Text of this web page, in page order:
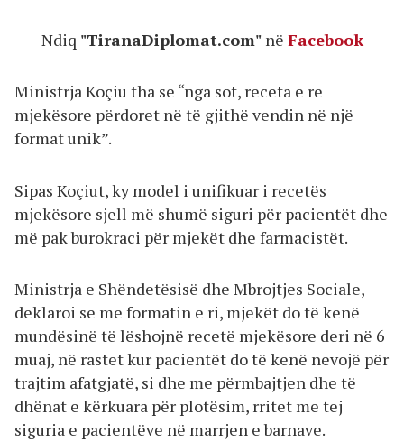
Ndiq "TiranaDiplomat.com" në Facebook
Ministrja Koçiu tha se “nga sot, receta e re
mjekësore përdoret në të gjithë vendin në një
format unik”.
Sipas Koçiut, ky model i unifikuar i recetës
mjekësore sjell më shumë siguri për pacientët dhe
më pak burokraci për mjekët dhe farmacistët.
Ministrja e Shëndetësisë dhe Mbrojtjes Sociale,
deklaroi se me formatin e ri, mjekët do të kenë
mundësinë të lëshojnë recetë mjekësore deri në 6
muaj, në rastet kur pacientët do të kenë nevojë për
trajtim afatgjatë, si dhe me përmbajtjen dhe të
dhënat e kërkuara për plotësim, rritet me tej
siguria e pacientëve në marrjen e barnave.